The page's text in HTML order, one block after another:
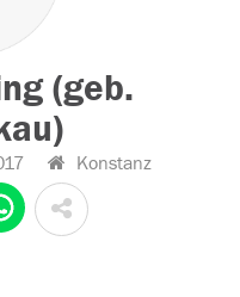
(geb.
Konstanz